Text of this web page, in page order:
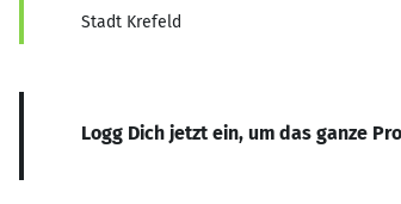
Stadt Krefeld
Logg Dich jetzt ein, um das ganze